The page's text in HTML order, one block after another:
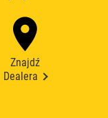
Znajdź
Dealera